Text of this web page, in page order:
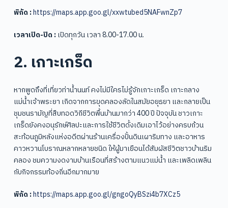
พิกัด :https://maps.app.goo.gl/xxwtubed5NAFwnZp7
เวลาเปิด-ปิด :เปิดทุกวัน เวลา 8.00-17.00 น.
2. เกาะเกร็ด
หากพูดถึงที่เที่ยวท่าน้ำนนท์ คงไม่มีใครไม่รู้จักเกาะเกร็ด เกาะกลาง
แม่น้ำเจ้าพระยา เกิดจากการขุดคลองลัดในสมัยอยุธยา และกลายเป็น
ชุมชนรามัญที่สืบทอดวิถีชีวิตพื้นบ้านมากว่า 400 ปี ปัจจุบัน ชาวเกาะ
เกร็ดยังคงอนุรักษ์ศิลปะและการใช้ชีวิตดั้งเดิมเอาไว้อย่างครบถ้วน
สะท้อนภูมิหลังแห่งอดีตผ่านร้านเครื่องปั้นดินเผาริมทาง และอาหาร
คาวหวานโบราณหลากหลายชนิด ให้ผู้มาเยือนได้สัมผัสชีวิตชาวบ้านริม
คลอง ชมความงดงามบ้านเรือนที่สร้างตามแนวแม่น้ำ และเพลิดเพลิน
กับกิจกรรมท้องถิ่นอีกมากมาย
พิกัด :https://maps.app.goo.gl/gngoQyBSzi4b7XCz5